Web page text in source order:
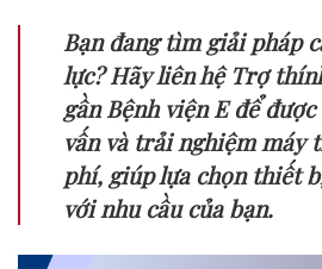
Bạn đang tìm giải pháp
lực? Hãy liên hệ Trợ
gần Bệnh viện E để
vấn và trải nghiệm máy
phí, giúp lựa chọn thiết
với nhu cầu của bạn.